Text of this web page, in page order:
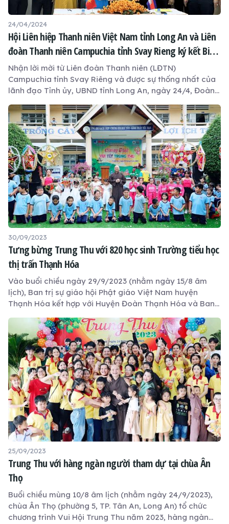
24/04/2024
Hội Liên hiệp Thanh niên Việt Nam tỉnh Long An và Liên
đoàn Thanh niên Campuchia tỉnh Svay Rieng ký kết Biên
bản ghi nhớ hợp tác giai đoạn 2024 - 2029
Nhận lời mời từ Liên đoàn Thanh niên (LĐTN)
Campuchia tỉnh Svay Riêng và được sự thống nhất của
lãnh đạo Tỉnh ủy, UBND tỉnh Long An, ngày 24/4, Đoàn
Thanh niên (LHTN) Việt Nam tỉnh Long An phối hợp tổ
chức Lễ ký kết Biên bản ghi nhớ hợp tác giữa Hội LHTN
Việt Nam tỉnh Long An, nước Cộng hòa xã hội chủ nghĩa
Việt Nam và LĐTN Campuchia tỉnh Svay Rieng, Vương
quốc Campuchia, giai đoạn 2024 – 2029.
30/09/2023
Tưng bừng Trung Thu với 820 học sinh Trường tiểu học
thị trấn Thạnh Hóa
Vào buổi chiều ngày 29/9/2023 (nhằm ngày 15/8 âm
lịch), Ban trị sự giáo hội Phật giáo Việt Nam huyện
Thạnh Hóa kết hợp với Huyện Đoàn Thạnh Hóa và Ban
Trung thu cho 820 em học sinh tại Trường Tiểu học Thị
trấn Thạnh Hóa với chủ đề “Mùa Trăng Yêu Thương”.
25/09/2023
Trung Thu với hàng ngàn người tham dự tại chùa Ân
Thọ
Buổi chiều mùng 10/8 âm lịch (nhằm ngày 24/9/2023),
chùa Ân Thọ (phường 5, TP. Tân An, Long An) tổ chức
chương trình Vui Hội Trung Thu năm 2023, hàng ngàn